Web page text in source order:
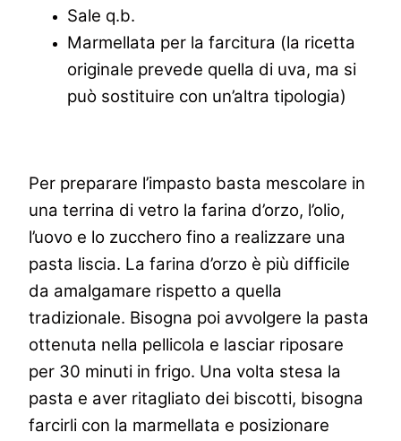
Sale q.b.
Marmellata per la farcitura (la ricetta
originale prevede quella di uva, ma si
può sostituire con un’altra tipologia)
Per preparare l’impasto basta mescolare in
una terrina di vetro la farina d’orzo, l’olio,
l’uovo e lo zucchero fino a realizzare una
pasta liscia. La farina d’orzo è più difficile
da amalgamare rispetto a quella
tradizionale. Bisogna poi avvolgere la pasta
ottenuta nella pellicola e lasciar riposare
per 30 minuti in frigo. Una volta stesa la
pasta e aver ritagliato dei biscotti, bisogna
farcirli con la marmellata e posizionare